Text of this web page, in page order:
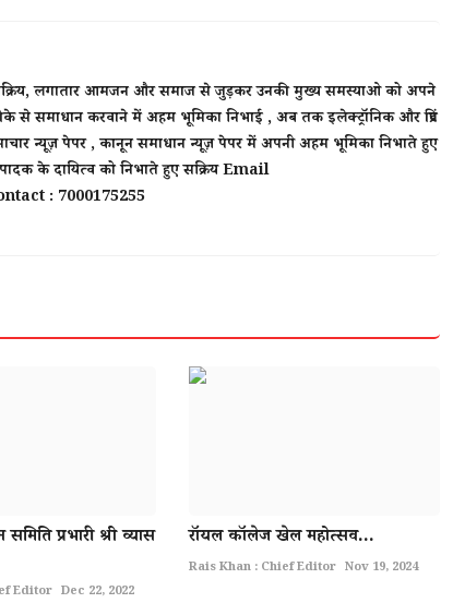
सक्रिय, लगातार आमजन और समाज से जुड़कर उनकी मुख्य समस्याओ को अपने
से समाधान करवाने में अहम भूमिका निभाई , अब तक इलेक्ट्रॉनिक और प्रिंट
न्यूज़ पेपर , कानून समाधान न्यूज़ पेपर में अपनी अहम भूमिका निभाते हुए
के दायित्व को निभाते हुए सक्रिय Email
: 7000175255
प्रभारी श्री व्यास
Editor Dec 22, 2022
राॅयल काॅलेज खेल महोत्सव...
Rais Khan : Chief Editor Nov 19, 2024
Rais Khan : Chief Editor Jul 26, 2025
News-ratlam-letestnews-Hindinews-breaking-news-
ratlamnews-UPnews-Gorakhpur-Adalatrajniti-
Gorakhpurnews-journalistassociation